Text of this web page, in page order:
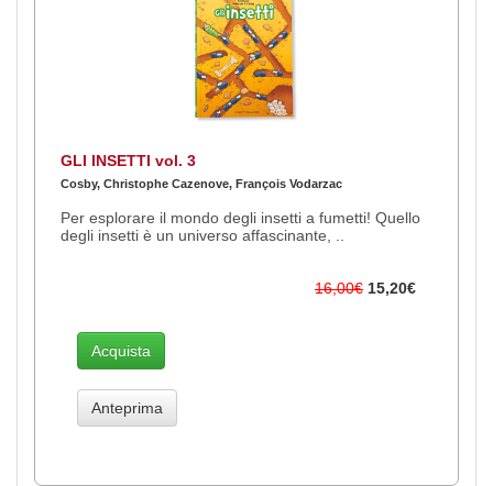
GLI INSETTI vol. 3
Cosby, Christophe Cazenove, François Vodarzac
Per esplorare il mondo degli insetti a fumetti! Quello
degli insetti è un universo affascinante, ..
16,00€ 15,20€
Acquista
Anteprima